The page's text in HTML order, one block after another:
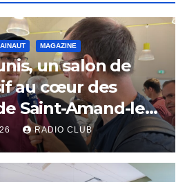
MAGAZINE
un salon de
au cœur des
Saint-Amand-les-
RADIO CLUB